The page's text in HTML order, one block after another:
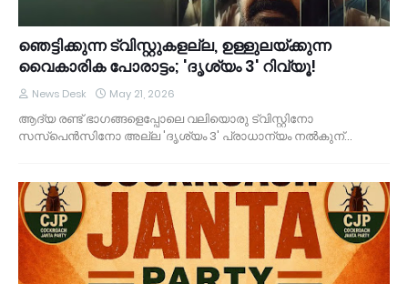
ഞെട്ടിക്കുന്ന ട്വിസ്റ്റുകളല്ല, ഉള്ളുലയ്ക്കുന്ന
വൈകാരിക പോരാട്ടം; 'ദൃശ്യം 3' റിവ്യൂ!
News Desk May 21, 2026
ആദ്യ രണ്ട് ഭാഗങ്ങളെപ്പോലെ വലിയൊരു ട്വിസ്റ്റിനോ
സസ്പെൻസിനോ അല്ല 'ദൃശ്യം 3' പ്രാധാന്യം നൽകുന്…